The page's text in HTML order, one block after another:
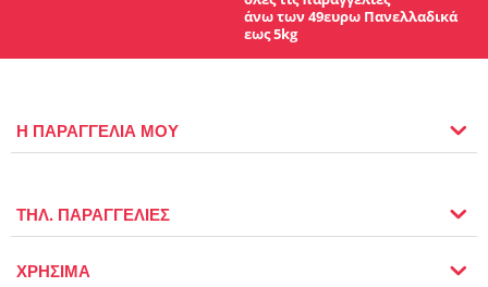
άνω των 49ευρω Πανελλαδικά
εως 5kg
Η ΠΑΡΑΓΓΕΛΙΑ ΜΟΥ
ΤΗΛ. ΠΑΡΑΓΓΕΛΙΕΣ
ΧΡΗΣΙΜΑ